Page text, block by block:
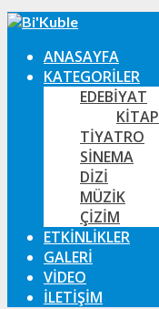
ANASAYFA
KATEGORILER
EDEBIYAT
KITAP
TIYATRO
SINEMA
DIZI
MÜZIK
ÇIZIM
ETKINLIKLER
GALERI
VIDEO
İLETIŞIM